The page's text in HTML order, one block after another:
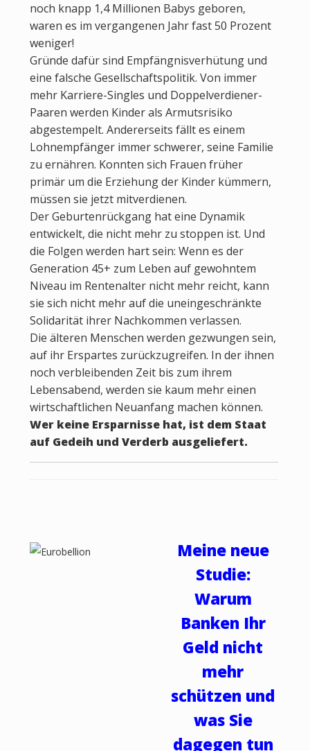
noch knapp 1,4 Millionen Babys geboren,
waren es im vergangenen Jahr fast 50 Prozent
weniger!
Gründe dafür sind Empfängnisverhütung und
eine falsche Gesellschaftspolitik. Von immer
mehr Karriere-Singles und Doppelverdiener-
Paaren werden Kinder als Armutsrisiko
abgestempelt. Andererseits fällt es einem
Lohnempfänger immer schwerer, seine Familie
zu ernähren. Konnten sich Frauen früher
primär um die Erziehung der Kinder kümmern,
müssen sie jetzt mitverdienen.
Der Geburtenrückgang hat eine Dynamik
entwickelt, die nicht mehr zu stoppen ist. Und
die Folgen werden hart sein: Wenn es der
Generation 45+ zum Leben auf gewohntem
Niveau im Rentenalter nicht mehr reicht, kann
sie sich nicht mehr auf die uneingeschränkte
Solidarität ihrer Nachkommen verlassen.
Die älteren Menschen werden gezwungen sein,
auf ihr Erspartes zurückzugreifen. In der ihnen
noch verbleibenden Zeit bis zum ihrem
Lebensabend, werden sie kaum mehr einen
wirtschaftlichen Neuanfang machen können.
Wer keine Ersparnisse hat, ist dem Staat
auf Gedeih und Verderb ausgeliefert.
Meine neue
Studie:
Warum
Banken Ihr
Geld nicht
mehr
schützen und
was Sie
dagegen tun